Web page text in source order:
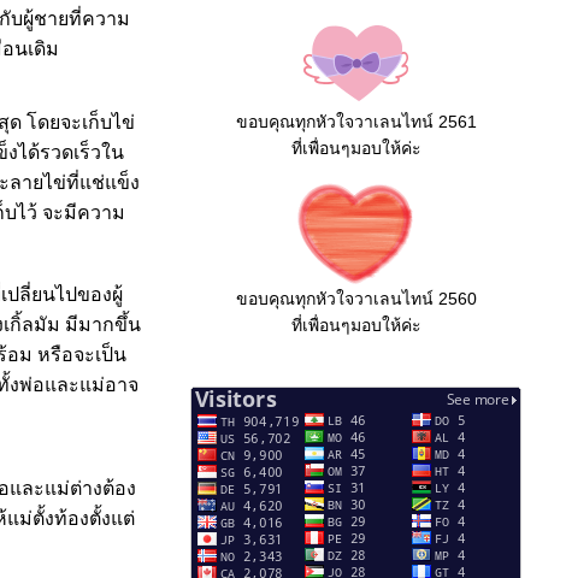
บผู้ชายที่ความ
นเดิม
โดยจะเก็บไข่
ได้รวดเร็วใน
ลายไข่ที่แช่แข็ง
ไว้ จะมีความ
ปลี่ยนไปของผู้
เกิ้ลมัม มีมากขึ้น
อม หรือจะเป็น
งพ่อและแม่อาจ
และแม่ต่างต้อง
แม่ตั้งท้องตั้งแต่
ขอบคุณทุกหัวใจวาเลนไทน์ 2561
ที่เพื่อนๆมอบให้ค่ะ
ขอบคุณทุกหัวใจวาเลนไทน์ 2560
ที่เพื่อนๆมอบให้ค่ะ